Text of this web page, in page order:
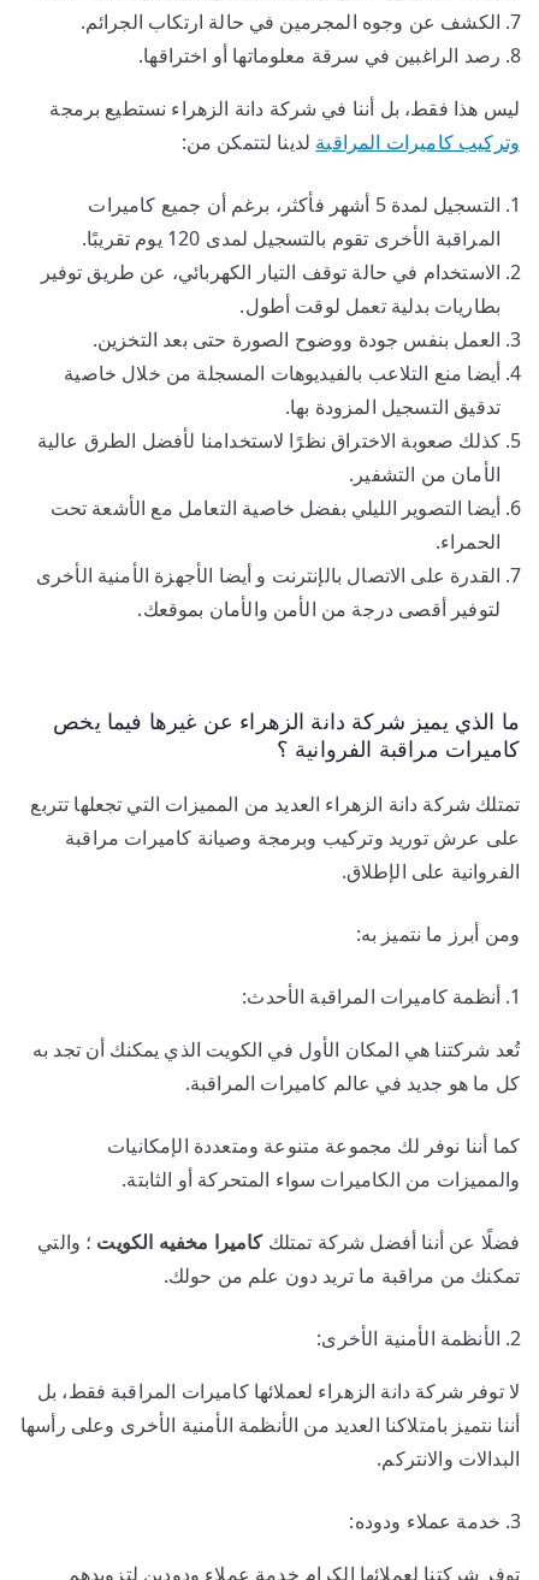
الكشف عن وجوه المجرمين في حالة ارتكاب الجرائم.
رصد الراغبين في سرقة معلوماتها أو اختراقها.
ليس هذا فقط، بل أننا في شركة دانة الزهراء نستطيع برمجة
وتركيب كاميرات المراقبة لدينا لتتمكن من:
التسجيل لمدة 5 أشهر فأكثر، برغم أن جميع كاميرات
المراقبة الأخرى تقوم بالتسجيل لمدى 120 يوم تقريبًا.
الاستخدام في حالة توقف التيار الكهربائي، عن طريق توفير
بطاريات بدلية تعمل لوقت أطول.
العمل بنفس جودة ووضوح الصورة حتى بعد التخزين.
أيضا منع التلاعب بالفيديوهات المسجلة من خلال خاصية
تدقيق التسجيل المزودة بها.
كذلك صعوبة الاختراق نظرًا لاستخدامنا لأفضل الطرق عالية
الأمان من التشفير.
أيضا التصوير الليلي بفضل خاصية التعامل مع الأشعة تحت
الحمراء.
القدرة على الاتصال بالإنترنت و أيضا الأجهزة الأمنية الأخرى
لتوفير أقصى درجة من الأمن والأمان بموقعك.
ما الذي يميز شركة دانة الزهراء عن غيرها فيما يخص
كاميرات مراقبة الفروانية ؟
تمتلك شركة دانة الزهراء العديد من المميزات التي تجعلها تتربع
على عرش توريد وتركيب وبرمجة وصيانة كاميرات مراقبة
الفروانية على الإطلاق.
ومن أبرز ما نتميز به:
أنظمة كاميرات المراقبة الأحدث:
تُعد شركتنا هي المكان الأول في الكويت الذي يمكنك أن تجد به
كل ما هو جديد في عالم كاميرات المراقبة.
كما أننا نوفر لك مجموعة متنوعة ومتعددة الإمكانيات
والمميزات من الكاميرات سواء المتحركة أو الثابتة.
فضلًا عن أننا أفضل شركة تمتلككاميرا مخفيه الكويت ؛ والتي
تمكنك من مراقبة ما تريد دون علم من حولك.
الأنظمة الأمنية الأخرى:
لا توفر شركة دانة الزهراء لعملائها كاميرات المراقبة فقط، بل
أننا نتميز بامتلاكنا العديد من الأنظمة الأمنية الأخرى وعلى رأسها
البدالات والانتركم.
خدمة عملاء ودوده:
توفر شركتنا لعملائها الكرام خدمة عملاء ودودين لتزويدهم